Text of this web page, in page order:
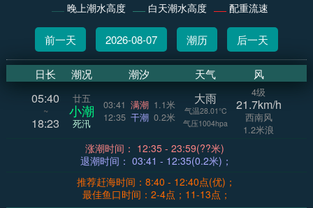
晚上潮水高度 白天潮水高度 配重流速
前一天 2026-08-07 潮历 后一天
日长 潮况 潮汐 天气 风
05:40
~
18:23
廿五
小潮
死汛
03:41 满潮 1.1米
12:35 干潮 0.2米
大雨
气温28.01°C
气压1004hpa
4级
21.7km/h
西南风
1.2米浪
涨潮时间： 12:35 - 23:59(??米)
退潮时间： 03:41 - 12:35(0.2米)；
推荐赶海时间：8:40 - 12:40点(优)；
最佳鱼口时间：2-4点；11-13点；